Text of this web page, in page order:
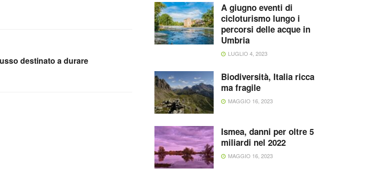
destinato a durare
A giugno eventi di
cicloturismo lungo i
percorsi delle acque in
Umbria
LUGLIO 4, 2023
Biodiversità, Italia ricca
ma fragile
MAGGIO 16, 2023
Ismea, danni per oltre 5
miliardi nel 2022
MAGGIO 16, 2023